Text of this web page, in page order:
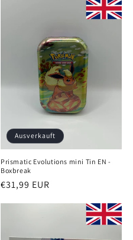
Ausverkauft
Prismatic Evolutions mini Tin EN -
Boxbreak
Normaler
€31,99 EUR